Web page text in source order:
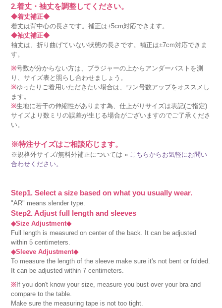
2.着丈・袖丈を調整してください。
◆着丈補正◆
着丈は背中心の長さです。補正は±5cm対応できます。
◆袖丈補正◆
袖丈は、折り曲げていない状態の長さです。補正は±7cm対応できま
す。
※号数が分からない方は、ブラジャーの上からアンダーバストを測
り、サイズ表と照らし合わせましょう。
※ゆったりご着用いただきたい場合は、ワン号数アップをオススメし
ます。
※生地に若干の伸縮性があります為、仕上がりサイズは表記(ご指定)
サイズより数ミリの誤差が生じる場合がございますのでご了承くださ
い。
※特注サイズはご相談応じます。
※規格外サイズ/無料外補正については » こちらからお気軽にお問い
合わせください。
Step1. Select a size based on what you usually wear.
"AR" means slender type.
Step2. Adjust full length and sleeves
◆Size Adjustment◆
Full length is measured on center of the back. It can be adjusted
within 5 centimeters.
◆Sleeve Adjustment◆
To measure the length of the sleeve make sure it's not bent or folded.
It can be adjusted within 7 centimeters.
※ If you don't know your size, measure you bust over your bra and
compare to the table.
Make sure the measuring tape is not too tight.